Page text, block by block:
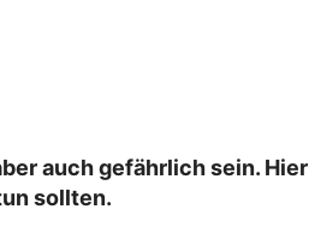
auch gefährlich sein. Hier
sollten.